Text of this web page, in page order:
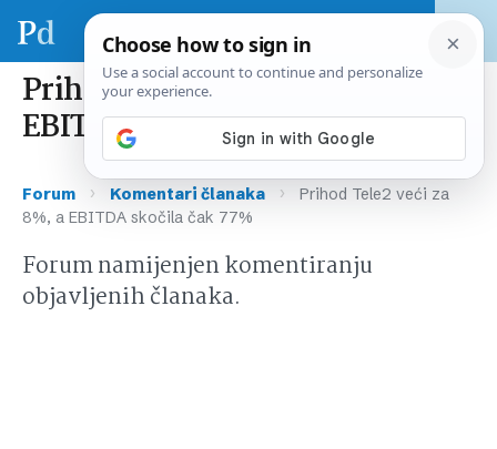
Prihod Tele2 veći za 8%, a
EBITDA skočila čak 77%
Forum › Komentari članaka ›
Prihod Tele2 veći za
8%, a EBITDA skočila čak 77%
Forum namijenjen komentiranju
objavljenih članaka.